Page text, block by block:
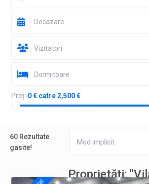
Vizitatori
Dormitoare
Preț: 0 € catre 2,500 €
60 Rezultate
gasite!
Mod implicit
Proprietăți: